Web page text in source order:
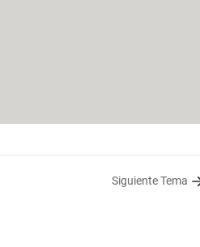
Siguiente Tema